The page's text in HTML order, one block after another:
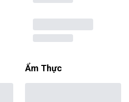
Ẩm Thực